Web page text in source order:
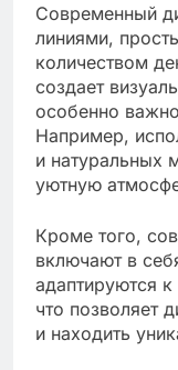
Современный
линиями,
количеством
создает
особенно
Например,
и натуральных
уютную
Кроме того,
включают в
адаптируются
что позволяет
и находить